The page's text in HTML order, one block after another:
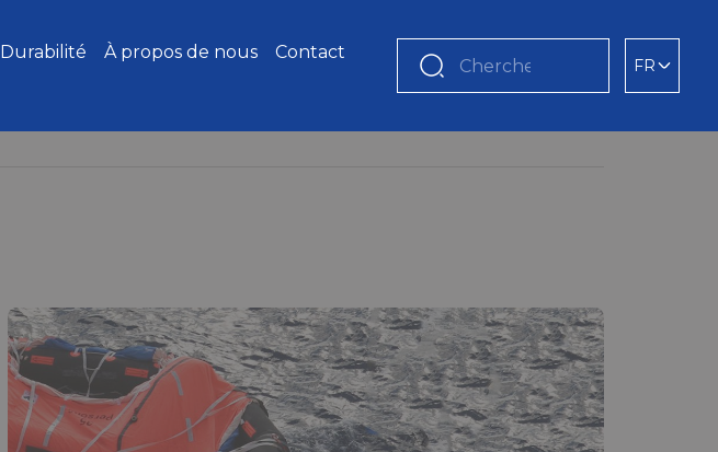
Comprendre les tissus et films enduits de
TPU
Le polyuréthane thermoplastique (TPU) a révolutionné les
Durabilité À propos de nous Contact
Chercher FR